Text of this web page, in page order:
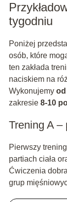
tygodniu
Poniżej
osób, które
ten zakłada
naciskiem na
Wykonujemy od
zakresie 8-10
Trening A
Pierwszy
partiach ciała
Ćwiczenia
grup